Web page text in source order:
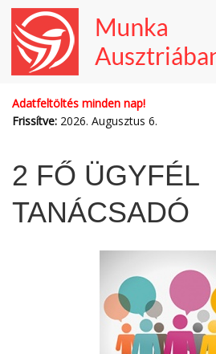
Adatfeltöltés minden nap!
Frissítve: 2026. Augusztus 6.
2 FŐ ÜGYFÉL
TANÁCSADÓ